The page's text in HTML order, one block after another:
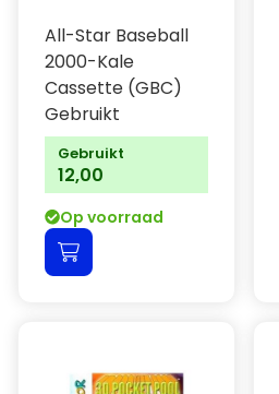
All-Star Baseball
2000-Kale
Cassette (GBC)
Gebruikt
Gebruikt
12,00
Op voorraad